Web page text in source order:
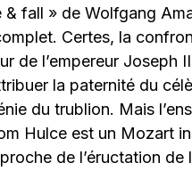
& fall » de Wolfgang
Certes, la
de l’empereur Joseph
la paternité du
du trublion. Mais
Hulce est un Mozart
de l’éructation de